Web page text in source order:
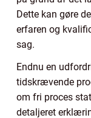
Dette kan gøre
erfaren og
sag.
Endnu en
tidskrævende
om fri proces
detaljeret